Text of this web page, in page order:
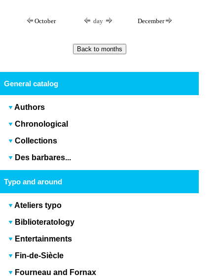
October day December
General catalog
Authors
Chronological
Collections
Des barbares...
Typo and around
Ateliers typo
Biblioteratology
Entertainments
Fin-de-Siècle
Fourneau and Fornax